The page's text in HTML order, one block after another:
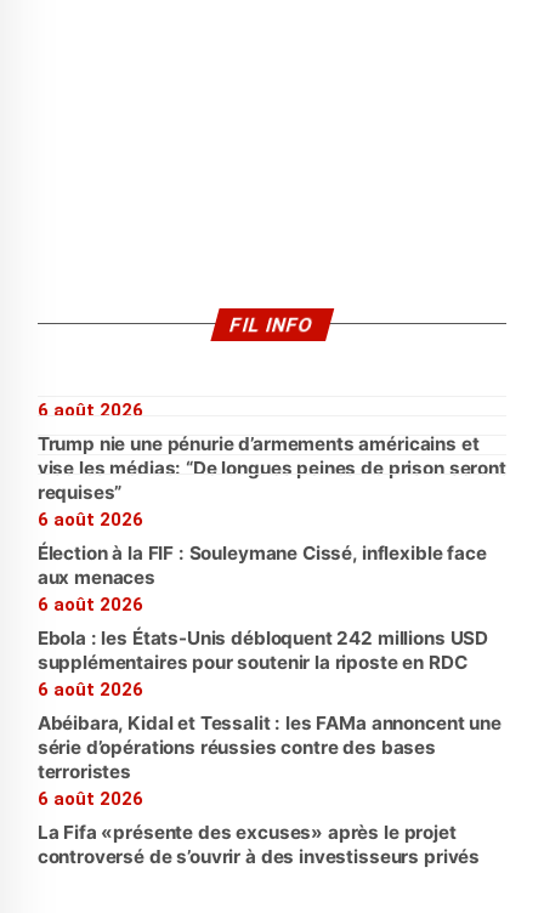
FIL INFO
6 août 2026
Trump nie une pénurie d’armements américains et
vise les médias: “De longues peines de prison seront
requises”
6 août 2026
Élection à la FIF : Souleymane Cissé, inflexible face
aux menaces
6 août 2026
Ebola : les États-Unis débloquent 242 millions USD
supplémentaires pour soutenir la riposte en RDC
6 août 2026
Abéibara, Kidal et Tessalit : les FAMa annoncent une
série d’opérations réussies contre des bases
terroristes
6 août 2026
La Fifa «présente des excuses» après le projet
controversé de s’ouvrir à des investisseurs privés